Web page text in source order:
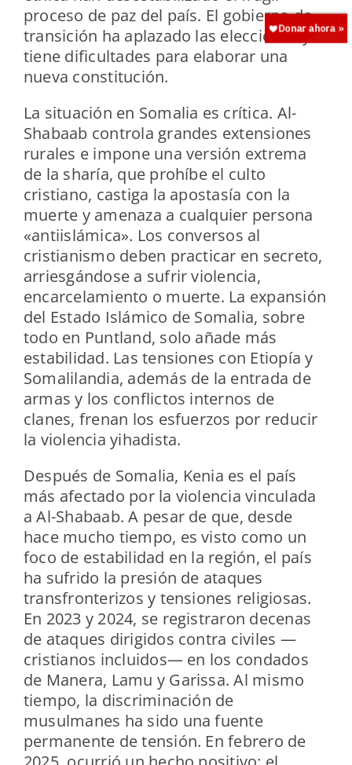
proceso de paz del país. El gobierno de
transición ha aplazado las elecciones y
tiene dificultades para elaborar una
nueva constitución.
La situación en Somalia es crítica. Al-
Shabaab controla grandes extensiones
rurales e impone una versión extrema
de la sharía, que prohíbe el culto
cristiano, castiga la apostasía con la
muerte y amenaza a cualquier persona
«antiislámica». Los conversos al
cristianismo deben practicar en secreto,
arriesgándose a sufrir violencia,
encarcelamiento o muerte. La expansión
del Estado Islámico de Somalia, sobre
todo en Puntland, solo añade más
estabilidad. Las tensiones con Etiopía y
Somalilandia, además de la entrada de
armas y los conflictos internos de
clanes, frenan los esfuerzos por reducir
la violencia yihadista.
Después de Somalia, Kenia es el país
más afectado por la violencia vinculada
a Al-Shabaab. A pesar de que, desde
hace mucho tiempo, es visto como un
foco de estabilidad en la región, el país
ha sufrido la presión de ataques
transfronterizos y tensiones religiosas.
En 2023 y 2024, se registraron decenas
de ataques dirigidos contra civiles —
cristianos incluidos— en los condados
de Manera, Lamu y Garissa. Al mismo
tiempo, la discriminación de
musulmanes ha sido una fuente
permanente de tensión. En febrero de